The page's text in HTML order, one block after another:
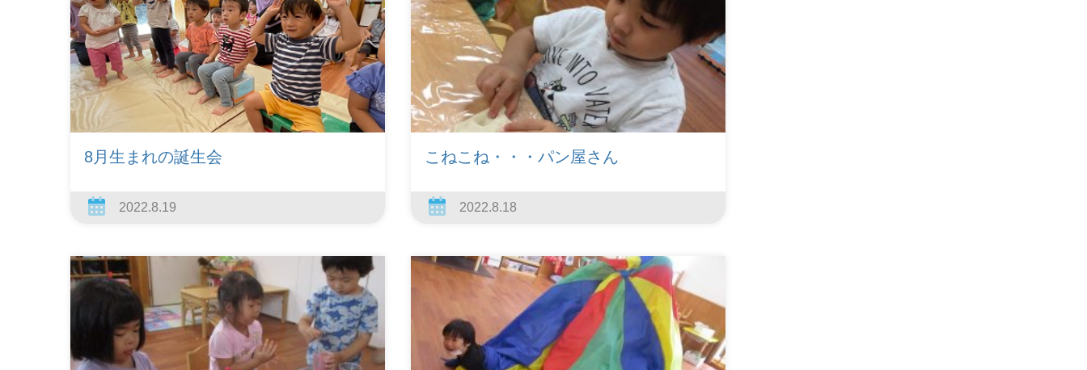
8月生まれの誕生会
2022.8.19
こねこね・・・パン屋さん
2022.8.18